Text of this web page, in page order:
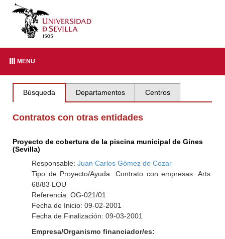
MENU
Búsqueda Departamentos Centros
Contratos con otras entidades
Proyecto de cobertura de la piscina municipal de Gines
(Sevilla)
Responsable: Juan Carlos Gómez de Cozar
Tipo de Proyecto/Ayuda: Contrato con empresas: Arts.
68/83 LOU
Referencia: OG-021/01
Fecha de Inicio: 09-02-2001
Fecha de Finalización: 09-03-2001
Empresa/Organismo financiador/es: